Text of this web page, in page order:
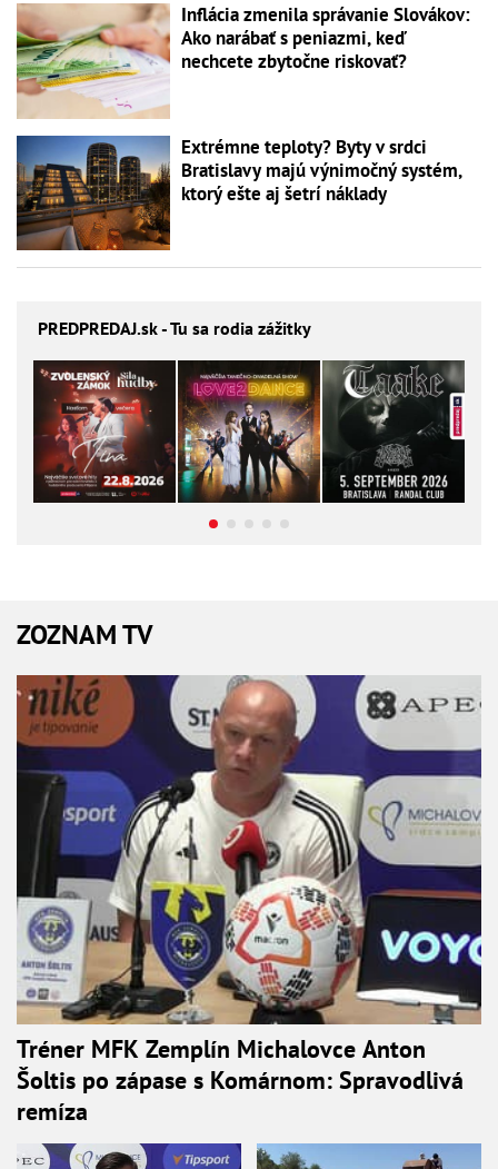
Inflácia zmenila správanie Slovákov:
Ako narábať s peniazmi, keď
nechcete zbytočne riskovať?
Extrémne teploty? Byty v srdci
Bratislavy majú výnimočný systém,
ktorý ešte aj šetrí náklady
PREDPREDAJ.sk - Tu sa rodia zážitky
ZOZNAM TV
Tréner MFK Zemplín Michalovce Anton
Šoltis po zápase s Komárnom: Spravodlivá
remíza